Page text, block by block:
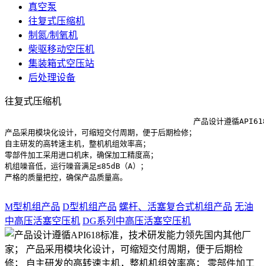
真空泵
往复式压缩机
制氮/制氧机
柴驱移动空压机
集装箱式空压站
后处理设备
往复式压缩机
产品采用模块化设计，可缩短交付周期，便于后期检修；
自主研发的高转速主机，整机机组效率高；
零部件加工采用进口机床，确保加工精度高；
机组噪音低，运行噪音满足≤85dB（A）；
严格的质量把控，确保产品质量高。
M型机组产品 D型机组产品 螺杆、活塞复合式机组产品 无油
中高压活塞空压机 DG系列中高压活塞空压机